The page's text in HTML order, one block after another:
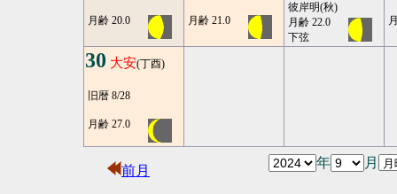
月齢 20.0 月齢 21.0
彼岸明(秋)
月齢 22.0
下弦
30 大安(丁酉)
旧暦 8/28
月齢 27.0
前月
年 月